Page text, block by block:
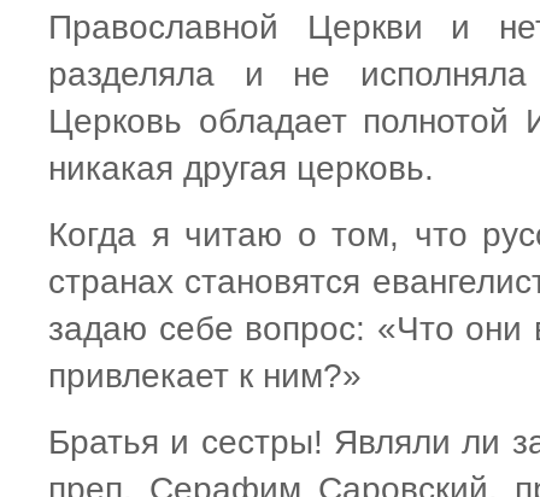
Православной Церкви и
разделяла и не
Церковь обладает полнотой
никакая другая церковь.
Когда я читаю о том, что
странах становятся
задаю себе вопрос: «Что они
привлекает к ним?»
Братья и сестры! Являли ли
преп. Серафим Саровский,